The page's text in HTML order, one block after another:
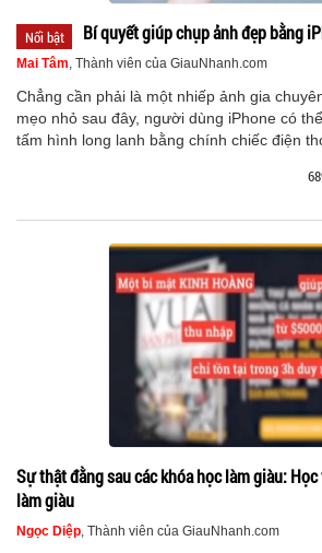
Nổi bật Bí quyết giúp chụp ảnh đẹp bằng
Mai Tâm, Thành viên của GiauNhanh.com
Chẳng cần phải là một nhiếp ảnh gia
mẹo nhỏ sau đây, người dùng iPhone có
tấm hình long lanh bằng chính chiếc điện
Sự thật đằng sau các khóa học làm giàu:
làm giàu
Ngọc Diệp, Thành viên của GiauNhanh.com